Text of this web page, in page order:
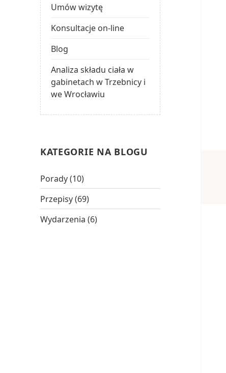
Umów wizytę
Konsultacje on-line
Blog
Analiza składu ciała w
gabinetach w Trzebnicy i
we Wrocławiu
KATEGORIE NA BLOGU
Porady(10)
Przepisy(69)
Wydarzenia (6)